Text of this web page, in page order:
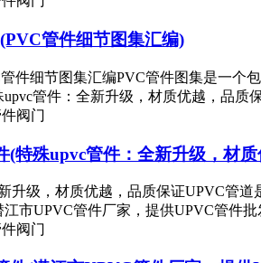
管件细节图集汇编)
件细节图集汇编PVC管件图集是一个包
阀门
(特殊upvc管件：全新升级，材
升级，材质优越，品质保证UPVC管道是
阀门